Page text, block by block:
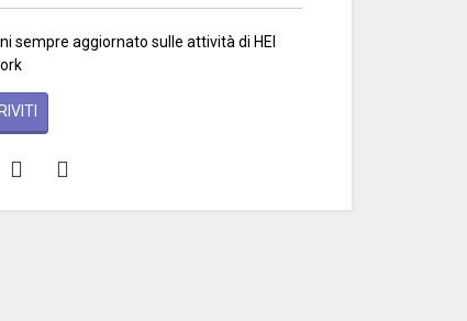
sempre aggiornato sulle attività di HEI